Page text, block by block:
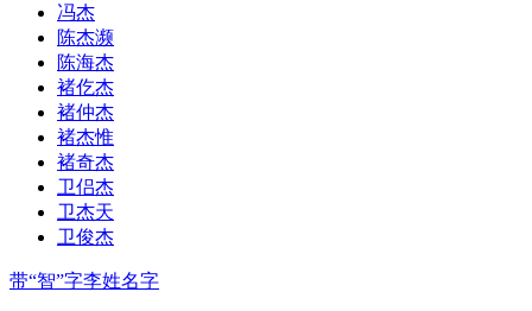
冯杰
陈杰濒
陈海杰
褚仡杰
褚仲杰
褚杰惟
褚奇杰
卫侣杰
卫杰天
卫俊杰
带“智”字李姓名字